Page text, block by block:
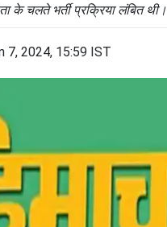
के चलते भर्ती प्रक्रिया लंबित थी।
7, 2024, 15:59 IST